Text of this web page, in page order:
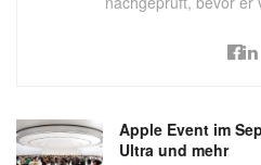
Apple Event im
Ultra und mehr